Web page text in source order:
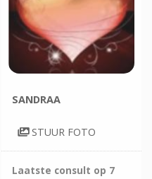
SANDRAA
STUUR FOTO
Laatste consult op 7